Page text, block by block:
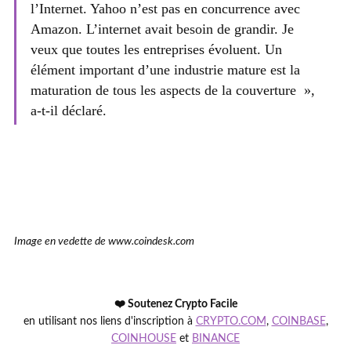
l’Internet. Yahoo n’est pas en concurrence avec
Amazon. L’internet avait besoin de grandir. Je
veux que toutes les entreprises évoluent. Un
élément important d’une industrie mature est la
maturation de tous les aspects de la couverture »,
a-t-il déclaré.
Image en vedette de www.coindesk.com
❤️ Soutenez Crypto Facile
en utilisant nos liens d'inscription à CRYPTO.COM, COINBASE,
COINHOUSE et BINANCE